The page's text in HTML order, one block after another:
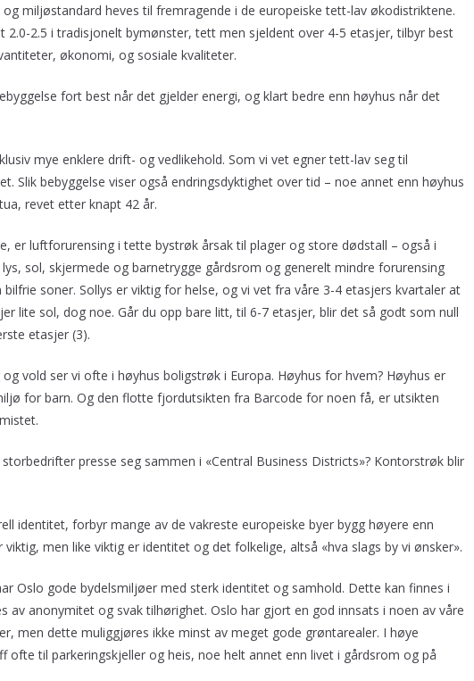
miljøstandard heves til fremragende i de europeiske tett-lav økodistriktene.
2.0-2.5 i tradisjonelt bymønster, tett men sjeldent over 4-5 etasjer, tilbyr best
økonomi, og sosiale kvaliteter.
fort best når det gjelder energi, og klart bedre enn høyhus når det
mye enklere drift- og vedlikehold. Som vi vet egner tett-lav seg til
Slik bebyggelse viser også endringsdyktighet over tid – noe annet enn høyhus
revet etter knapt 42 år.
er luftforurensing i tette bystrøk årsak til plager og store dødstall – også i
sol, skjermede og barnetrygge gårdsrom og generelt mindre forurensing
soner. Sollys er viktig for helse, og vi vet fra våre 3-4 etasjers kvartaler at
lite sol, dog noe. Går du opp bare litt, til 6-7 etasjer, blir det så godt som null
etasjer (3).
vold ser vi ofte i høyhus boligstrøk i Europa. Høyhus for hvem? Høyhus er
for barn. Og den flotte fjordutsikten fra Barcode for noen få, er utsikten
presse seg sammen i «Central Business Districts»? Kontorstrøk blir
identitet, forbyr mange av de vakreste europeiske byer bygg høyere enn
viktig, men like viktig er identitet og det folkelige, altså «hva slags by vi ønsker».
Oslo gode bydelsmiljøer med sterk identitet og samhold. Dette kan finnes i
av anonymitet og svak tilhørighet. Oslo har gjort en god innsats i noen av våre
men dette muliggjøres ikke minst av meget gode grøntarealer. I høye
ofte til parkeringskjeller og heis, noe helt annet enn livet i gårdsrom og på